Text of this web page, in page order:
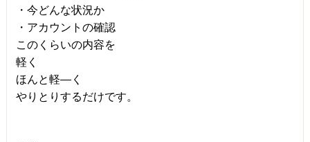
・今どんな状況か
・アカウントの確認
このくらいの内容を
軽く
ほんと軽―く
やりとりするだけです。